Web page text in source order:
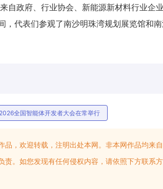
政府、行业协会、新能源新材料行业企业
代表们参观了南沙明珠湾规划展览馆和
全国智能体开发者大会在常举行
品，欢迎转载，注明出处本网。非本网作品均来
。如您发现有任何侵权内容，请依照下方联系